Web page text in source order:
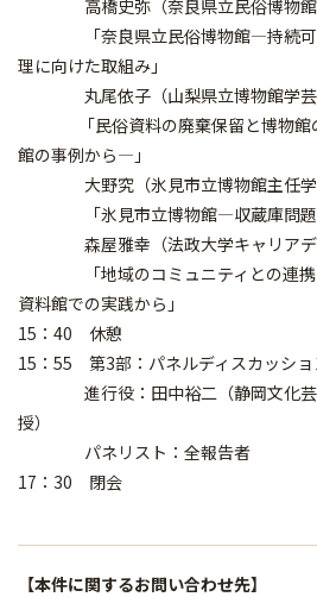
高橋史弥（奈良県立民俗博物館主
「奈良県立民俗博物館―持続可能
理に向けた取組み」
丸尾依子（山梨県立博物館学芸
「民俗資料の廃棄保留と博物館
館の事例から―」
大野究（氷見市立博物館主任学
「氷見市立博物館―収蔵庫問題
森屋雅幸（法政大学キャリアデザ
「地域のコミュニティとの連携
資料館での実践から」
15：40 休憩
15：55 第3部：パネルディスカッショ
進行役：田中裕二（静岡文化芸
授）
パネリスト：全報告者
17：30 閉会
【本件に関するお問い合わせ先】